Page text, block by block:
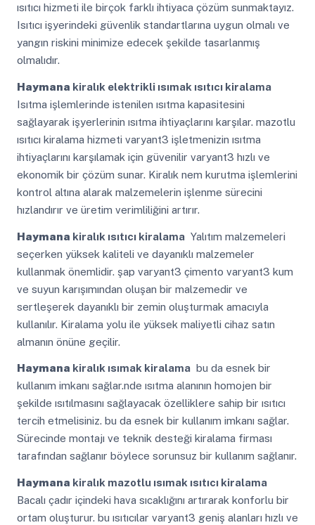
ısıtıcı hizmeti ile birçok farklı ihtiyaca çözüm sunmaktayız.
Isıtıcı işyerindeki güvenlik standartlarına uygun olmalı ve
yangın riskini minimize edecek şekilde tasarlanmış
olmalıdır.
Haymana kiralık elektrikli ısımak ısıtıcı kiralama
Isıtma işlemlerinde istenilen ısıtma kapasitesini
sağlayarak işyerlerinin ısıtma ihtiyaçlarını karşılar. mazotlu
ısıtıcı kiralama hizmeti varyant3 işletmenizin ısıtma
ihtiyaçlarını karşılamak için güvenilir varyant3 hızlı ve
ekonomik bir çözüm sunar. Kiralık nem kurutma işlemlerini
kontrol altına alarak malzemelerin işlenme sürecini
hızlandırır ve üretim verimliliğini artırır.
Haymana kiralık ısıtıcı kiralamaYalıtım malzemeleri
seçerken yüksek kaliteli ve dayanıklı malzemeler
kullanmak önemlidir. şap varyant3 çimento varyant3 kum
ve suyun karışımından oluşan bir malzemedir ve
sertleşerek dayanıklı bir zemin oluşturmak amacıyla
kullanılır. Kiralama yolu ile yüksek maliyetli cihaz satın
almanın önüne geçilir.
Haymana kiralık ısımak kiralamabu da esnek bir
kullanım imkanı sağlar.nde ısıtma alanının homojen bir
şekilde ısıtılmasını sağlayacak özelliklere sahip bir ısıtıcı
tercih etmelisiniz. bu da esnek bir kullanım imkanı sağlar.
Sürecinde montajı ve teknik desteği kiralama firması
tarafından sağlanır böylece sorunsuz bir kullanım sağlanır.
Haymana kiralık mazotlu ısımak ısıtıcı kiralama
Bacalı çadır içindeki hava sıcaklığını artırarak konforlu bir
ortam oluşturur. bu ısıtıcılar varyant3 geniş alanları hızlı ve